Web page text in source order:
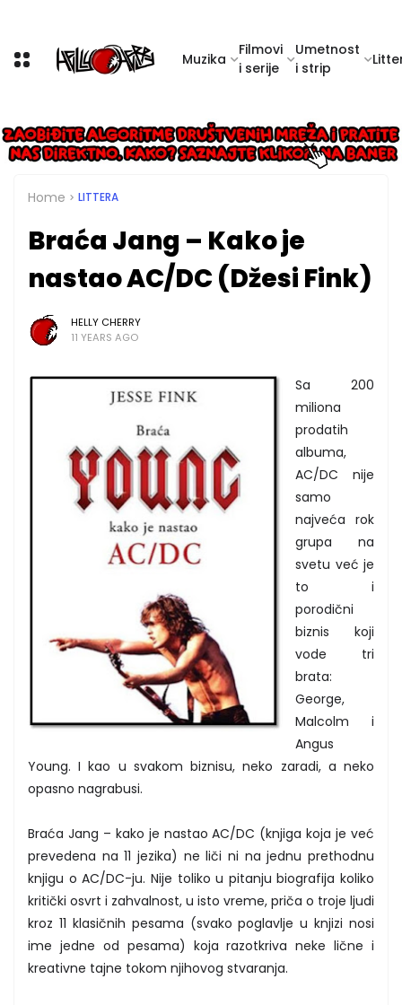
Muzika
Filmovi
i serije
Umetnost
i strip
Home LITTERA
Braća Jang – Kako je
nastao AC/DC (Džesi Fink)
HELLY CHERRY
11 YEARS AGO
Sa 200
miliona
prodatih
albuma,
AC/DC nije
samo
najveća rok
grupa na
svetu već je
to i
porodični
biznis koji
vode tri
brata:
George,
Malcolm i
Angus
Young. I kao u svakom biznisu, neko zaradi, a neko
opasno nagrabusi.
Braća Jang – kako je nastao AC/DC (knjiga koja je već
prevedena na 11 jezika) ne liči ni na jednu prethodnu
knjigu o AC/DC-ju. Nije toliko u pitanju biografija koliko
kritički osvrt i zahvalnost, u isto vreme, priča o troje ljudi
kroz 11 klasičnih pesama (svako poglavlje u knjizi nosi
ime jedne od pesama) koja razotkriva neke lične i
kreativne tajne tokom njihovog stvaranja.